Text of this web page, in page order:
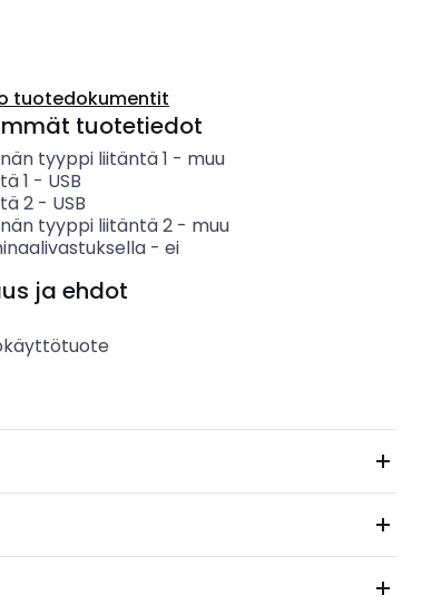
tuotedokumentit
tuotetiedot
tyyppi liitäntä 1 - muu
1 - USB
2- USB
tyyppi liitäntä 2- muu
- ei
ja ehdot